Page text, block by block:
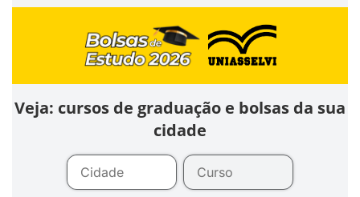
Veja: cursos de graduação e bolsas da sua
cidade